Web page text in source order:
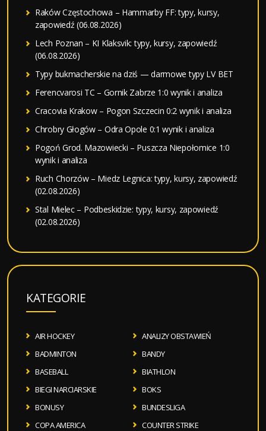
Raków Częstochowa – Hammarby FF: typy, kursy,
zapowiedź (06.08.2026)
Lech Poznan – KI Klaksvik: typy, kursy, zapowiedź
(06.08.2026)
Typy bukmacherskie na dziś — darmowe typy LV BET
Ferencvarosi TC – Gornik Zabrze 1:0 wynik i analiza
Cracovia Krakow – Pogon Szczecin 0:2 wynik i analiza
Chrobry Głogów – Odra Opole 0:1 wynik i analiza
Pogoń Grod. Mazowiecki – Puszcza Niepołomice 1:0
wynik i analiza
Ruch Chorzów – Miedz Legnica: typy, kursy, zapowiedź
(02.08.2026)
Stal Mielec – Podbeskidzie: typy, kursy, zapowiedź
(02.08.2026)
KATEGORIE
AIR HOCKEY
ANALIZY OBSTAWIEŃ
BADMINTON
BANDY
BASEBALL
BIATHLON
BIEGI NARCIARSKIE
BOKS
BONUSY
BUNDESLIGA
COPA AMERICA
COUNTER STRIKE